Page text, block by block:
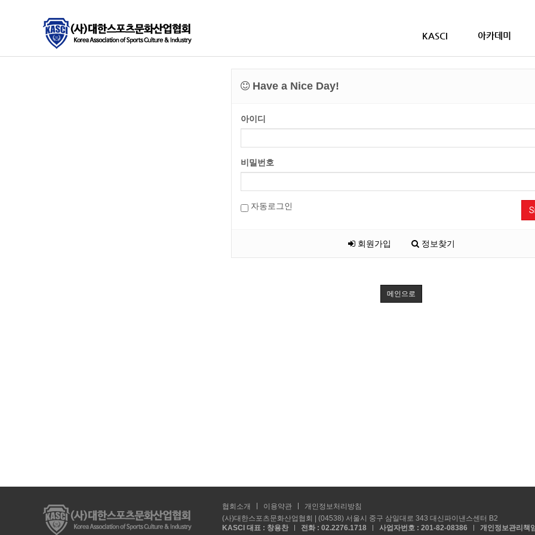
KASCI 아카데미
Have a Nice Day!
아이디
비밀번호
자동로그인
회원가입 정보찾기
메인으로
협회소개 이용약관
개인정보처리방침
(사)대한스포츠문화산업협회 | (04538) 서울시 중구 삼일대로 343 대신파이낸스센터 B2
KASCI 대표 : 창용찬
전화 : 02.2276.1718 사업자번호 : 201-82-08386 개인정보관리책